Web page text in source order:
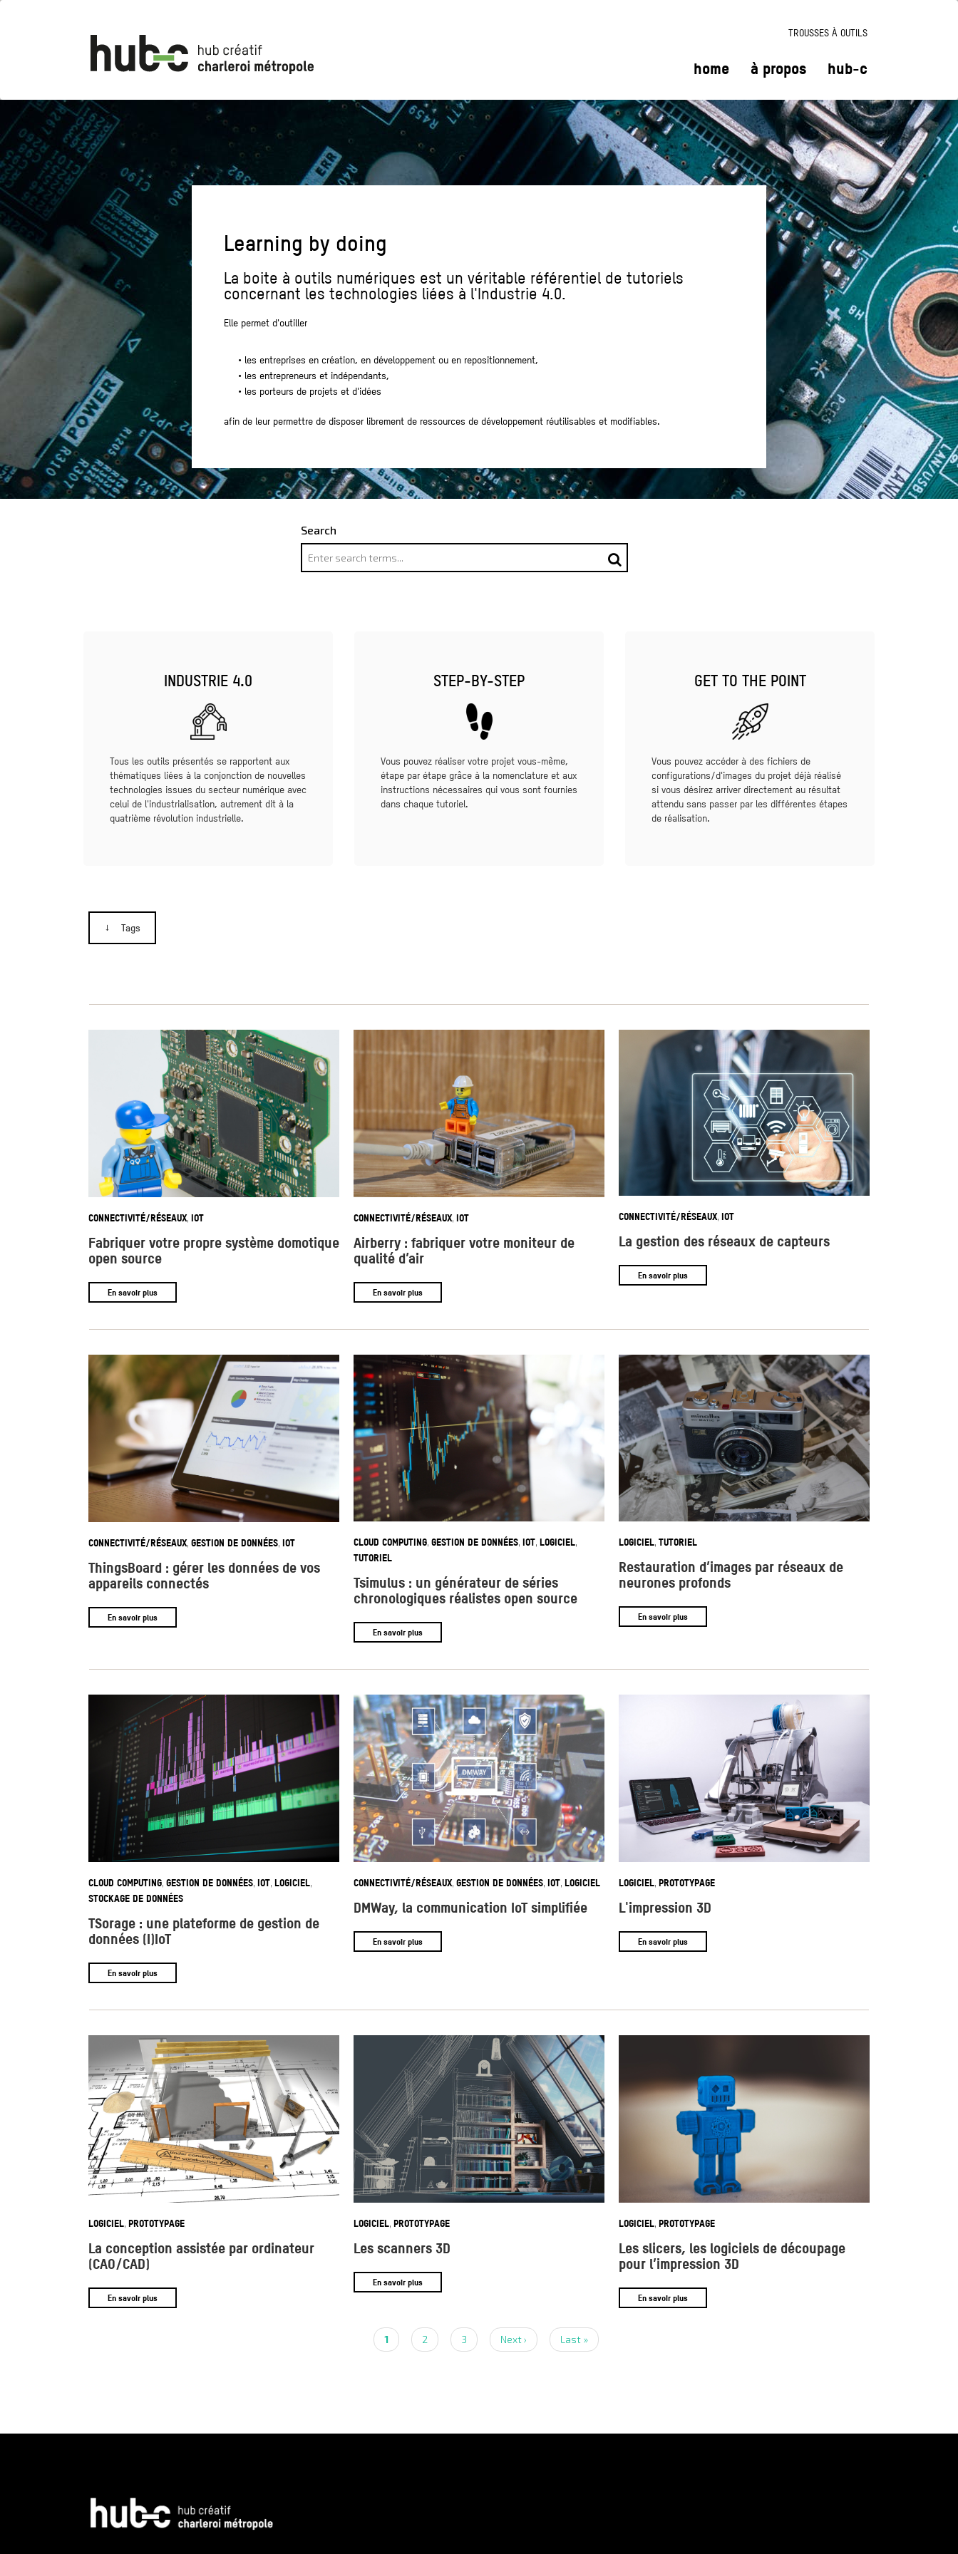
TROUSSES À OUTILS
home à propos hub-c
Learning by doing
La boite à outils numériques est un véritable référentiel de tutoriels
concernant les technologies liées à l'Industrie 4.0.
Elle permet d'outiller
• les entreprises en création, en développement ou en repositionnement,
• les entrepreneurs et indépendants,
• les porteurs de projets et d'idées
afin de leur permettre de disposer librement de ressources de développement réutilisables et modifiables.
Search
INDUSTRIE 4.0
Tous les outils présentés se rapportent aux
thématiques liées à la conjonction de nouvelles
technologies issues du secteur numérique avec
celui de l'industrialisation, autrement dit à la
quatrième révolution industrielle.
STEP-BY-STEP
Vous pouvez réaliser votre projet vous-même,
étape par étape grâce à la nomenclature et aux
instructions nécessaires qui vous sont fournies
dans chaque tutoriel.
GET TO THE POINT
Vous pouvez accéder à des fichiers de
configurations/d'images du projet déjà réalisé
si vous désirez arriver directement au résultat
attendu sans passer par les différentes étapes
de réalisation.
Tags
CONNECTIVITÉ/RÉSEAUX, IOT
Fabriquer votre propre système domotique
open source
En savoir plus
CONNECTIVITÉ/RÉSEAUX, IOT
Airberry : fabriquer votre moniteur de
qualité d’air
En savoir plus
CONNECTIVITÉ/RÉSEAUX, IOT
La gestion des réseaux de capteurs
En savoir plus
CONNECTIVITÉ/RÉSEAUX, GESTION DE DONNÉES, IOT
ThingsBoard : gérer les données de vos
appareils connectés
En savoir plus
CLOUD COMPUTING, GESTION DE DONNÉES, IOT, LOGICIEL,
TUTORIEL
Tsimulus : un générateur de séries
chronologiques réalistes open source
En savoir plus
LOGICIEL, TUTORIEL
Restauration d’images par réseaux de
neurones profonds
En savoir plus
CLOUD COMPUTING, GESTION DE DONNÉES, IOT, LOGICIEL,
STOCKAGE DE DONNÉES
TSorage : une plateforme de gestion de
données (I)IoT
En savoir plus
CONNECTIVITÉ/RÉSEAUX, GESTION DE DONNÉES, IOT, LOGICIEL
DMWay, la communication IoT simplifiée
En savoir plus
LOGICIEL, PROTOTYPAGE
L'impression 3D
En savoir plus
LOGICIEL, PROTOTYPAGE
La conception assistée par ordinateur
(CAO/CAD)
En savoir plus
LOGICIEL, PROTOTYPAGE
Les scanners 3D
En savoir plus
LOGICIEL, PROTOTYPAGE
Les slicers, les logiciels de découpage
pour l’impression 3D
En savoir plus
Current
page
1 Page
2 Page
3
Next
page
Next ›
Last
page
Last »